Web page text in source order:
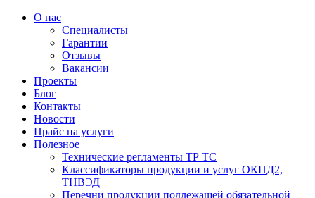
О нас
Специалисты
Гарантии
Отзывы
Вакансии
Проекты
Блог
Контакты
Новости
Прайс на услуги
Полезное
Технические регламенты ТР ТС
Классификаторы продукции и услуг ОКПД2,
ТНВЭД
Перечни продукции подлежащей обязательной